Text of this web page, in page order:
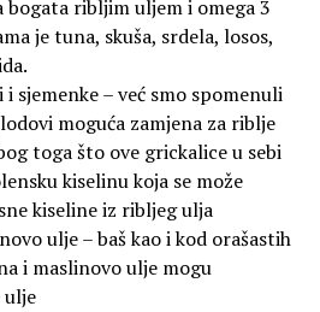
bogata ribljim uljem i omega 3
je tuna, skuša, srdela, losos,
sjemenke – već smo spomenuli
moguća zamjena za riblje
toga što ove grickalice u sebi
kiselinu koja se može
kiseline iz ribljeg ulja
ulje – baš kao i kod orašastih
i maslinovo ulje mogu